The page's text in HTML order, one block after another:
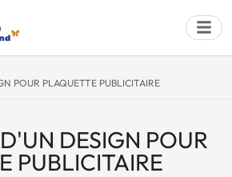
POUR PLAQUETTE PUBLICITAIRE
DESIGN POUR
PUBLICITAIRE